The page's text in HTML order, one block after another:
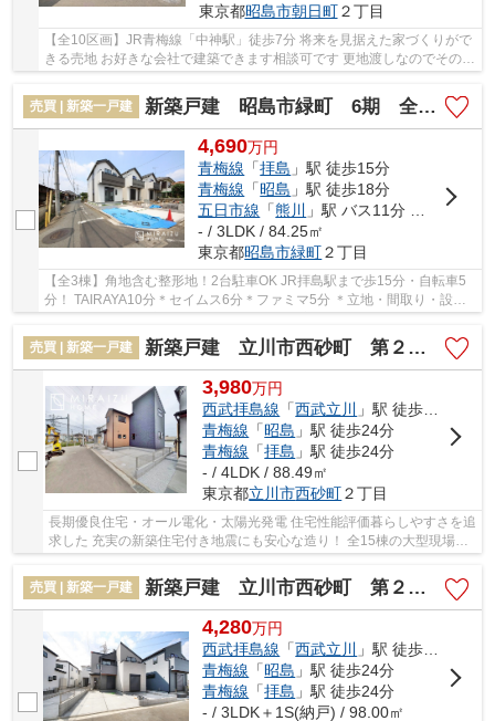
東京都昭島市朝日町２丁目
【全10区画】JR青梅線「中神駅」徒歩7分 将来を見据えた家づくりがで
きる売地 お好きな会社で建築できます相談可です 更地渡しなのでその分
建物に費用を掛けられます！ 理想的なマイホ...
売買 | 新築一戸建
新築戸建 昭島市緑町 6期 全3棟
4,690万円
青梅線 「拝島 」駅 徒歩15分
青梅線 「昭島 」駅 徒歩18分
五日市線 「熊川
」駅 バス11分 「拝島会館前」 停歩11分
- / 3LDK / 84.25㎡
東京都昭島市緑町２丁目
【全3棟】角地含む整形地！2台駐車OK JR拝島駅まで歩15分・自転車5
分！ TAIRAYA10分＊セイムス6分＊ファミマ5分 ＊立地・間取り・設備
仕様のバランスが良く納得価格で購入＊ 住宅性能...
売買 | 新築一戸建
新築戸建 立川市西砂町 第２ 全15棟
3,980万円
西武拝島線 「西武立川 」駅 徒歩7分
青梅線 「昭島 」駅 徒歩24分
青梅線 「拝島 」駅 徒歩24分
- / 4LDK / 88.49㎡
東京都立川市西砂町２丁目
長期優良住宅・オール電化・太陽光発電 住宅性能評価暮らしやすさを追
求した 充実の新築住宅付き地震にも安心な造り！ 全15棟の大型現場で
安定の暮らしを堪能
売買 | 新築一戸建
新築戸建 立川市西砂町 第２ 全15棟
4,280万円
西武拝島線 「西武立川
」駅 徒歩7分
青梅線 「昭島 」駅 徒歩24分
青梅線 「拝島 」駅 徒歩24分
- / 3LDK＋1S(納戸) / 98.00㎡